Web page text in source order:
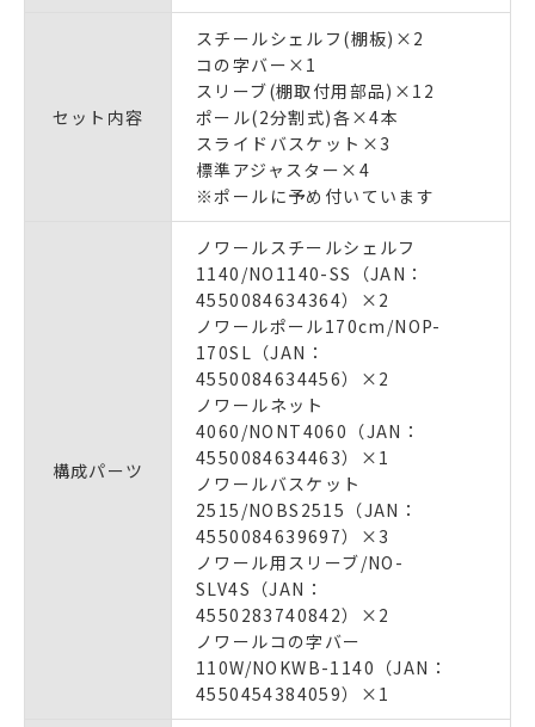
セット内容
スチールシェルフ(棚板)×2
コの字バー×1
スリーブ(棚取付用部品)×12
ポール(2分割式)各×4本
スライドバスケット×3
標準アジャスター×4
※ポールに予め付いています
構成パーツ
ノワールスチールシェルフ
1140/NO1140-SS（JAN：
4550084634364）×2
ノワールポール170cm/NOP-
170SL（JAN：
4550084634456）×2
ノワールネット
4060/NONT4060（JAN：
4550084634463）×1
ノワールバスケット
2515/NOBS2515（JAN：
4550084639697）×3
ノワール用スリーブ/NO-
SLV4S（JAN：
4550283740842）×2
ノワールコの字バー
110W/NOKWB-1140（JAN：
4550454384059）×1